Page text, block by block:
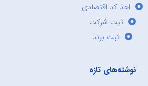
اخذ کد اقتصادی
ثبت شرکت
ثبت برند
نوشته‌های تازه